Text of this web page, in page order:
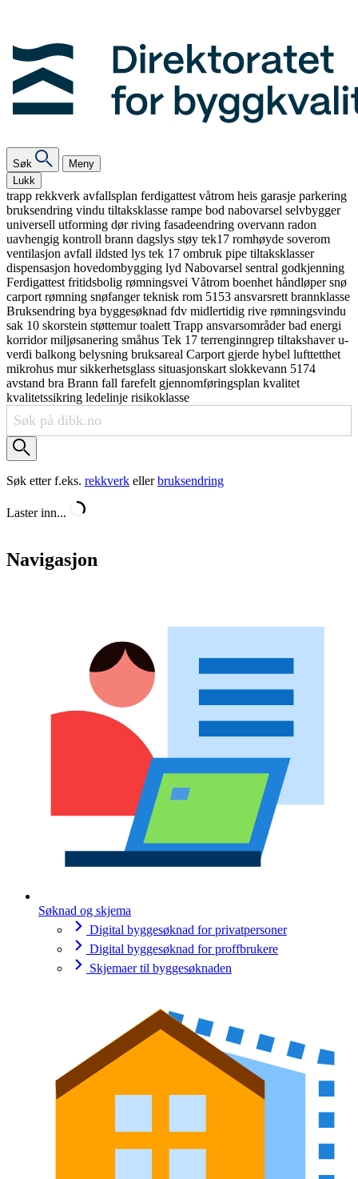
Søk
Meny
Lukk
trapp rekkverk avfallsplan ferdigattest våtrom heis garasje parkering
bruksendring vindu tiltaksklasse rampe bod nabovarsel selvbygger
universell utforming dørriving fasadeendring overvann radon
uavhengig kontroll brann dagslys støy tek17 romhøyde soverom
ventilasjon avfall ildsted lys tek 17 ombruk pipe tiltaksklasser
dispensasjon hovedombygging lyd Nabovarsel sentral godkjenning
Ferdigattest fritidsbolig rømningsvei Våtrom boenhet håndløpersnø
carport rømning snøfangerteknisk rom 5153 ansvarsrett brannklasse
Bruksendring bya byggesøknad fdv midlertidig rive rømningsvindu
sak 10 skorstein støttemurtoalett Trapp ansvarsområderbad energi
korridormiljøsanering småhus Tek 17 terrenginngrep tiltakshaveru-
verdi balkong belysning bruksareal Carport gjerde hybel lufttetthet
mikrohus mursikkerhetsglass situasjonskart slokkevann 5174
avstand bra Brann fall farefelt gjennomføringsplan kvalitet
kvalitetssikring ledelinje risikoklasse
Søk etter f.eks. rekkverk ellerbruksendring
Laster inn...
Navigasjon
Søknad og skjema
Digital byggesøknad for privatpersoner
Digital byggesøknad for proffbrukere
Skjemaer til byggesøknaden